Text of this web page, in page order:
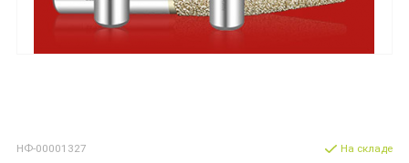
НФ-00001327 На складе